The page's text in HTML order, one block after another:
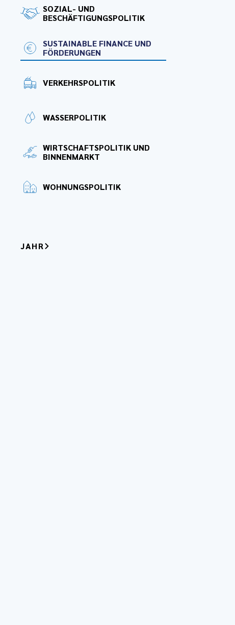
SOZIAL- UND
BESCHÄFTIGUNGSPOLITIK
SUSTAINABLE FINANCE UND
FÖRDERUNGEN
VERKEHRSPOLITIK
WASSERPOLITIK
WIRTSCHAFTSPOLITIK UND
BINNENMARKT
WOHNUNGSPOLITIK
JAHR